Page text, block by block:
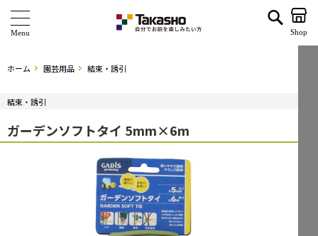
海外ブランド・シリーズ
Shop
ホーム 園芸用品 結束・誘引
結束・誘引
ガーデンソフトタイ 5mm×6m